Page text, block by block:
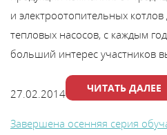
и электроотопительных
тепловых насосов, с каждым
больший интерес участников
27.02.2014 ЧИТАТЬ ДАЛЕЕ
Завершена осенняя серия